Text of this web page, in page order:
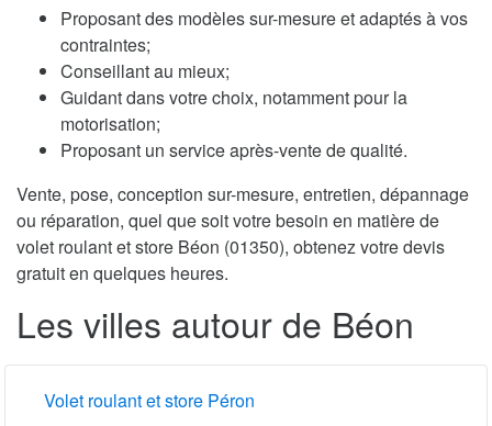
Proposant des modèles sur-mesure et adaptés à vos
contraintes;
Conseillant au mieux;
Guidant dans votre choix, notamment pour la
motorisation;
Proposant un service après-vente de qualité.
Vente, pose, conception sur-mesure, entretien, dépannage
ou réparation, quel que soit votre besoin en matière de
volet roulant et store Béon (01350), obtenez votre devis
gratuit en quelques heures.
Les villes autour de Béon
Volet roulant et store Péron